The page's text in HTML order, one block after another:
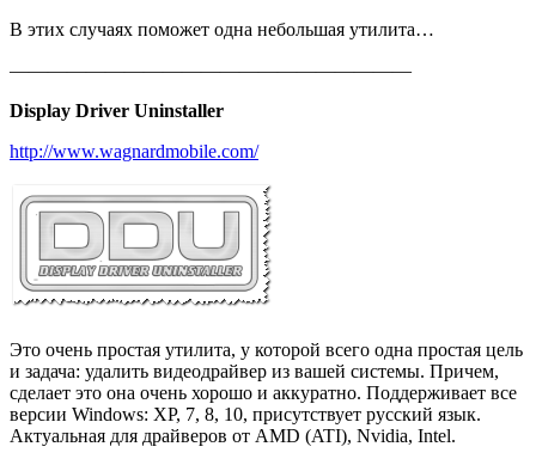
В этих случаях поможет одна небольшая утилита…
—————————————————————
Display Driver Uninstaller
http://www.wagnardmobile.com/
Это очень простая утилита, у которой всего одна простая цель
и задача: удалить видеодрайвер из вашей системы. Причем,
сделает это она очень хорошо и аккуратно. Поддерживает все
версии Windows: XP, 7, 8, 10, присутствует русский язык.
Актуальная для драйверов от AMD (ATI), Nvidia, Intel.